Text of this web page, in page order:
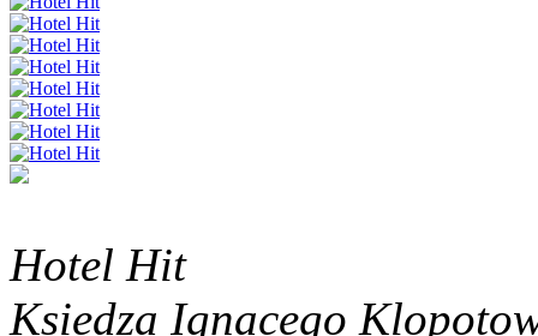
Hotel Hit
Ksiedza Ignacego